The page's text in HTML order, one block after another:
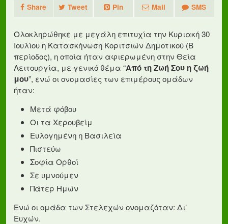
Share Tweet Pin Mail SMS
Ολοκληρώθηκε με μεγάλη επιτυχία την Κυριακή 30
Ιουλίου η Κατασκήνωση Κοριτσιών Δημοτικού (Β
περίοδος), η οποία ήταν αφιερωμένη στην Θεία
Λειτουργία, με γενικό θέμα “Από τη Ζωή Σου η ζωή
μου”, ενώ οι ονομασίες των επιμέρους ομάδων
ήταν:
Μετά φόβου
Οι τα Χερουβείμ
Ευλογημένη η Βασιλεία
Πιστεύω
Σοφία Ορθοί
Σε υμνούμεν
Πάτερ Ημών
Ενώ οι ομάδα των Στελεχών ονομαζόταν: Δι’
Ευχών.